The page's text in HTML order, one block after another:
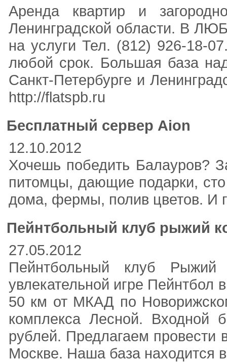
Аренда квартир и
Ленинградской области. В
на услуги Тел. (812) 926-
любой срок. Большая база
Санкт-Петербурге и
http://flatspb.ru
Бесплатный сервер Aion
12.10.2012
Хочешь победить Балауров?
питомцы, дающие подарки,
дома, фермы, полив цветов. И
Пейнтбольный клуб рыжий
27.05.2012
Пейнтбольный клуб Рыжий
увлекательной игре
50 км от МКАД по
комплекса Лесной.
рублей. Предлагаем провести
Москве. Наша база находится